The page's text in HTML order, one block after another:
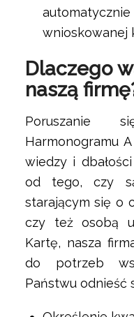
automatycznie
wnioskowanej
Dlaczego
naszą
Poruszanie
Harmonogramu
wiedzy i
od tego, czy
starającym się o
czy też osobą
Kartę, nasza
do potrzeb
Państwu odnieść